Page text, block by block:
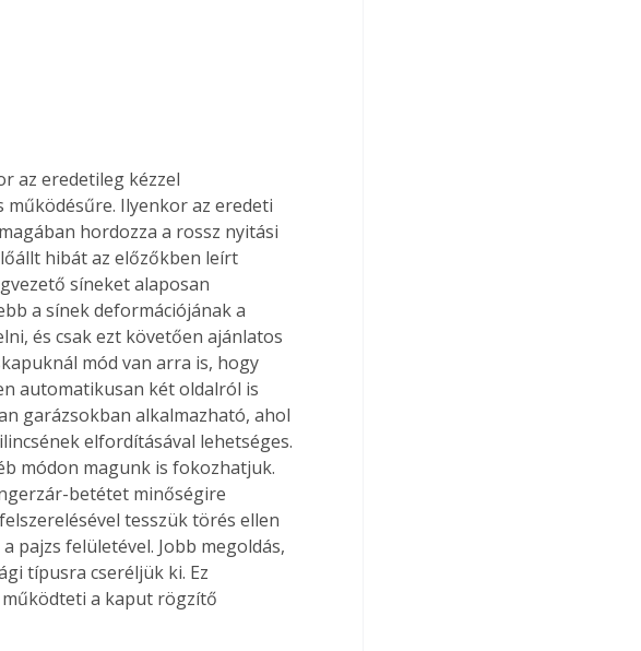
az eredetileg kézzel
Ilyenkor az eredeti
hordozza a rossz nyitási
hibát az előzőkben leírt
síneket alaposan
a sínek deformációjának a
és csak ezt követően ajánlatos
mód van arra is, hogy
automatikusan két oldalról is
garázsokban alkalmazható, ahol
elfordításával lehetséges.
módon magunk is fokozhatjuk.
betétet minőségire
tesszük törés ellen
pajzs felületével. Jobb megoldás,
típusra cseréljük ki. Ez
a kaput rögzítő